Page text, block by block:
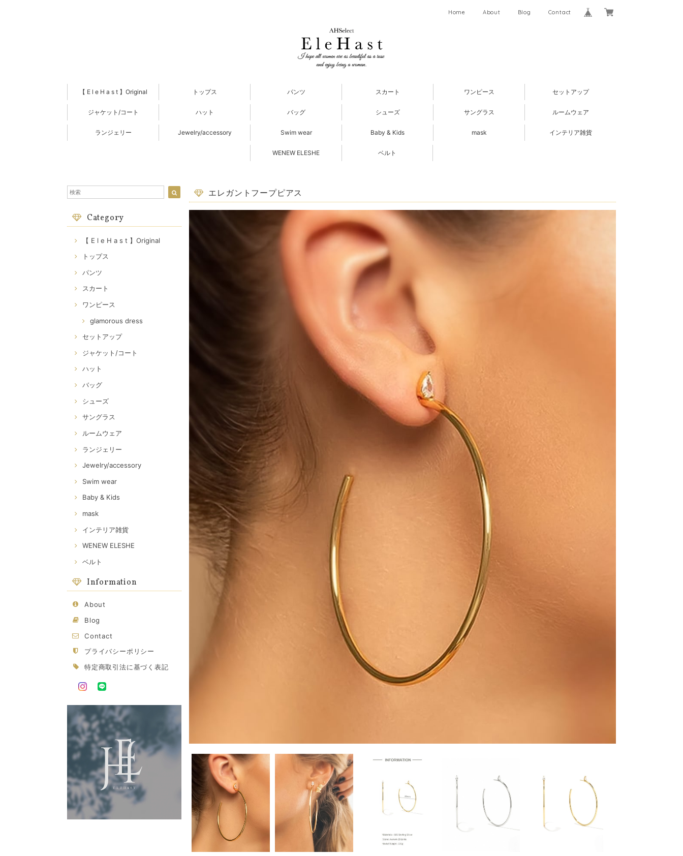
Home About Blog Contact
【 E l e H a s t 】Original トップス パンツ スカート ワンピース セットアップ
ジャケット/コート ハット バッグ シューズ サングラス ルームウェア
ランジェリー Jewelry/accessory Swim wear Baby & Kids mask インテリア雑貨
WENEW ELESHE ベルト
Category
【 E l e H a s t 】Original
トップス
パンツ
スカート
ワンピース
glamorous dress
セットアップ
ジャケット/コート
ハット
バッグ
シューズ
サングラス
ルームウェア
ランジェリー
Jewelry/accessory
Swim wear
Baby & Kids
mask
インテリア雑貨
WENEW ELESHE
ベルト
Information
About
Blog
Contact
プライバシーポリシー
特定商取引法に基づく表記
エレガントフープピアス